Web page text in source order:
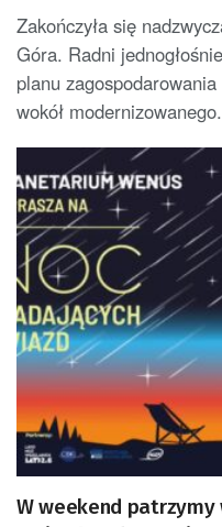
amfiteatrze
Zakończyła się
Góra. Radni
planu
wokół
W weekend patrzymy